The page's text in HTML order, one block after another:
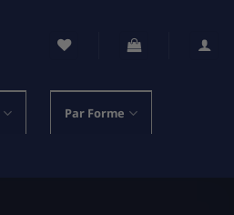
Par Forme